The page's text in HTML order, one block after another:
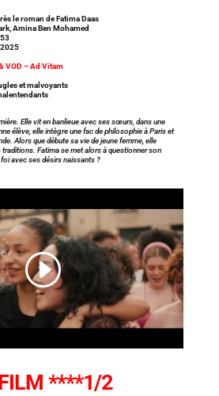
le roman de Fatima Daas
Amina Ben Mohamed
VOD – Ad Vitam
et malvoyants
Elle vit en banlieue avec ses sœurs, dans une
élève, elle intègre une fac de philosophie à Paris et
Alors que débute sa vie de jeune femme, elle
traditions. Fatima se met alors à questionner son
avec ses désirs naissants ?
****1/2